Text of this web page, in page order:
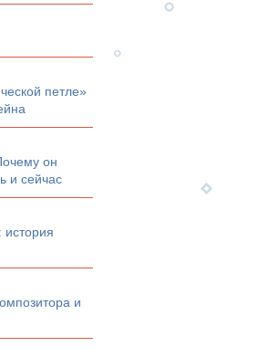
петле»
он
и сейчас
и